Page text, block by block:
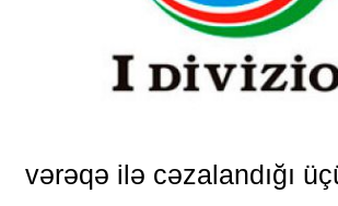
vərəqə ilə cəzalandığı